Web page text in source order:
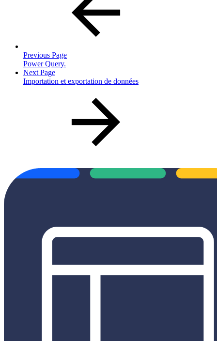
Previous Page
Power Query.
Next Page
Importation et exportation de données